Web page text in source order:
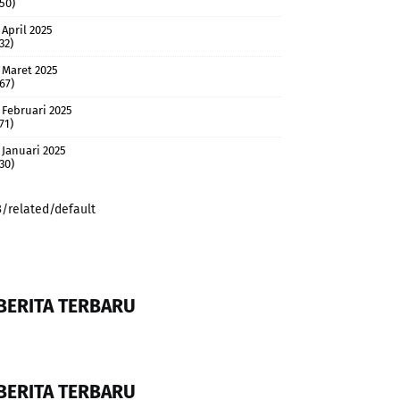
April 2025
Maret 2025
Februari 2025
Januari 2025
related/default
TERBARU
TERBARU